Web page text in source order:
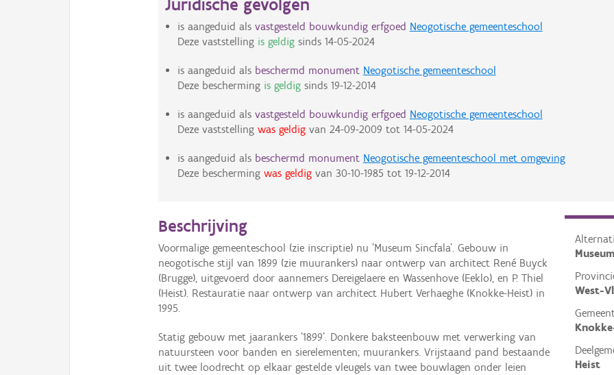
Juridische gevolgen
is aangeduid als vastgesteld bouwkundig erfgoed Neogotische gemeenteschool
Deze vaststelling is geldigsinds 14-05-2024
is aangeduid als beschermd monument Neogotische gemeenteschool
Deze bescherming is geldigsinds 19-12-2014
is aangeduid als vastgesteld bouwkundig erfgoed Neogotische gemeenteschool
Deze vaststelling was geldigvan 24-09-2009 tot 14-05-2024
is aangeduid als beschermd monument Neogotische gemeenteschool met omgeving
Deze bescherming was geldigvan 30-10-1985 tot 19-12-2014
West-
Heist
Beschrijving
Voormalige gemeenteschool (zie inscriptie) nu 'Museum Sincfala'. Gebouw in
neogotische stijl van 1899 (zie muurankers) naar ontwerp van architect René Buyck
(Brugge), uitgevoerd door aannemers Dereigelaere en Wassenhove (Eeklo), en P. Thiel
(Heist). Restauratie naar ontwerp van architect Hubert Verhaeghe (Knokke-Heist) in
1995.
Statig gebouw met jaarankers '1899'. Donkere baksteenbouw met verwerking van
natuursteen voor banden en sierelementen; muurankers. Vrijstaand pand bestaande
uit twee loodrecht op elkaar gestelde vleugels van twee bouwlagen onder leien